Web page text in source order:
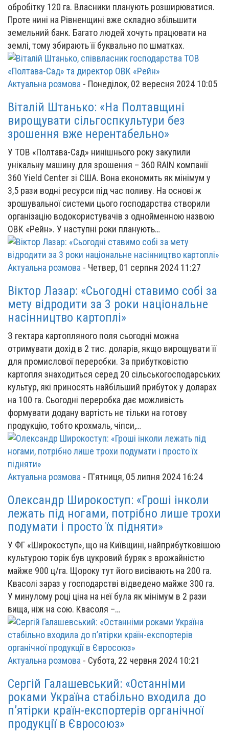
обробітку 120 га. Власники планують розширюватися.
Проте нині на Рівненщині вже складно збільшити
земельний банк. Багато людей хочуть працювати на
землі, тому збирають її буквально по шматках.
Актуальна розмова - Понеділок, 02 вересня 2024 10:05
Віталій Штанько: «На Полтавщині
вирощувати сільгоспкультури без
зрошення вже нерентабельно»
У ТОВ «Полтава-Сад» нинішнього року закупили
унікальну машину для зрошення – 360 RAIN компанії
360 Yield Center зі США. Вона економить як мінімум у
3,5 рази водні ресурси під час поливу. На основі ж
зрошувальної системи цього господарства створили
організацію водокористувачів з однойменною назвою
ОВК «Рейн». У наступні роки планують…
Актуальна розмова - Четвер, 01 серпня 2024 11:27
Віктор Лазар: «Сьогодні ставимо собі за
мету відродити за 3 роки національне
насінництво картоплі»
З гектара картопляного поля сьогодні можна
отримувати дохід в 2 тис. доларів, якщо вирощувати її
для промислової переробки. За прибутковістю
картопля знаходиться серед 20 сільськогосподарських
культур, які приносять найбільший прибуток у доларах
на 100 га. Сьогодні переробка дає можливість
формувати додану вартість не тільки на готову
продукцію, тобто крохмаль, чіпси,…
Актуальна розмова - П'ятниця, 05 липня 2024 16:24
Олександр Широкоступ: «Гроші інколи
лежать під ногами, потрібно лише трохи
подумати і просто їх підняти»
У ФГ «Широкоступ», що на Київщині, найприбутковішою
культурою торік був цукровий буряк з врожайністю
майже 900 ц/га. Щороку тут його висівають на 200 га.
Квасолі зараз у господарстві відведено майже 300 га.
У минулому році ціна на неї була як мінімум в 2 рази
вища, ніж на сою. Квасоля –…
Актуальна розмова - Субота, 22 червня 2024 10:21
Сергій Галашевський: «Останніми
роками Україна стабільно входила до
п’ятірки країн-експортерів органічної
продукції в Євросоюз»